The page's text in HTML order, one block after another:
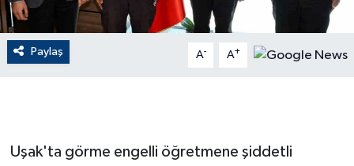
Paylaş A- A+
Uşak'ta görme engelli öğretmene şiddetli
English News
Finans